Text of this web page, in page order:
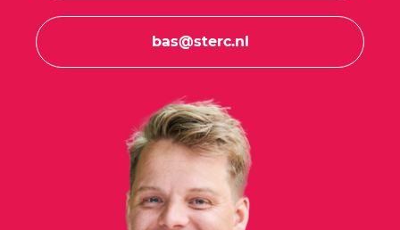
bas@sterc.nl